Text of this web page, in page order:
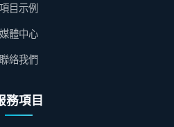
項目示例
媒體中心
聯絡我們
務項目